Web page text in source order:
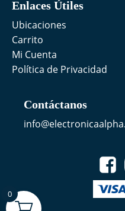
Enlaces Útiles
Ubicaciones
Carrito
Mi Cuenta
Política de Privacidad
Contáctanos
0